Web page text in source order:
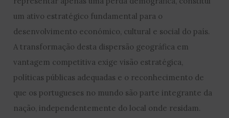
um ativo estratégico fundamental para o
desenvolvimento económico, cultural e social do país.
A transformação desta dispersão geográfica em
vantagem competitiva exige visão estratégica,
políticas públicas adequadas e o reconhecimento de
que os portugueses no mundo são parte integrante da
nação, independentemente do local onde residam.